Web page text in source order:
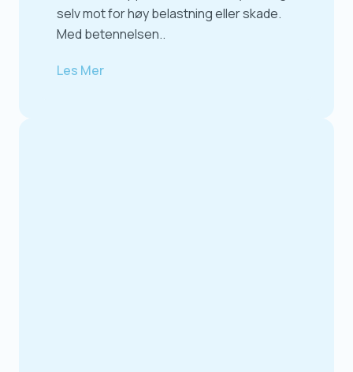
selv mot for høy belastning eller skade.
Med betennelsen..
Les Mer